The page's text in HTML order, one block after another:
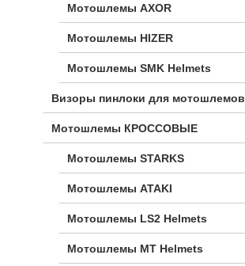
Мотошлемы AXOR
Мотошлемы HIZER
Мотошлемы SMK Helmets
Визоры пинлоки для мотошлемов
Мотошлемы КРОССОВЫЕ
Мотошлемы STARKS
Мотошлемы ATAKI
Мотошлемы LS2 Helmets
Мотошлемы MT Helmets